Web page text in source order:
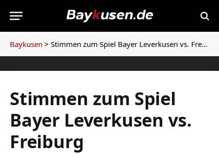
Baykusen > Stimmen zum Spiel Bayer Leverkusen vs. Freiburg
Stimmen zum Spiel
Bayer Leverkusen vs.
Freiburg